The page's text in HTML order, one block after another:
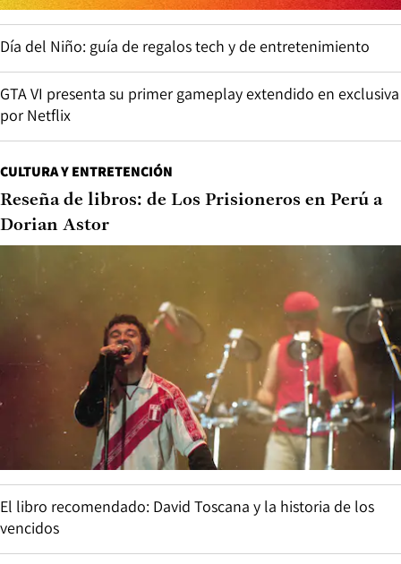
Día del Niño: guía de regalos tech y de entretenimiento
GTA VI presenta su primer gameplay extendido en exclusiva
por Netflix
CULTURA Y ENTRETENCIÓN
Reseña de libros: de Los Prisioneros en Perú a
Dorian Astor
El libro recomendado: David Toscana y la historia de los
vencidos